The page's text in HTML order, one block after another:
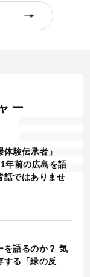
ー
体験伝承者」
年前の広島を語
話ではありませ
を語るのか？ 気
する「緑の反